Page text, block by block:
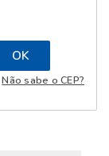
Não sabe o CEP?